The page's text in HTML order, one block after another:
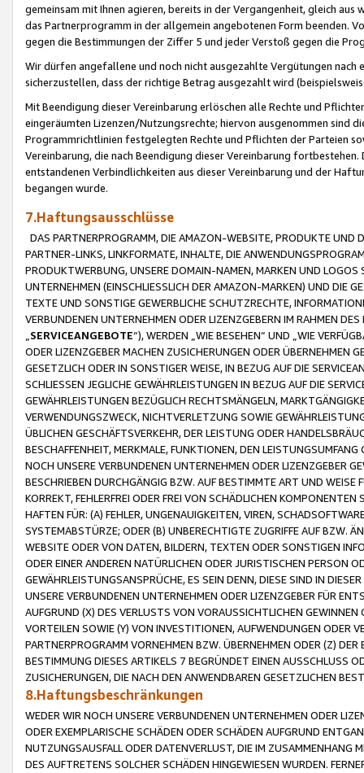
gemeinsam mit Ihnen agieren, bereits in der Vergangenheit, gleich
das Partnerprogramm in der allgemein angebotenen Form beenden.
gegen die Bestimmungen der Ziffer 5 und jeder Verstoß gegen die
Wir dürfen angefallene und noch nicht ausgezahlte Vergütungen
sicherzustellen, dass der richtige Betrag ausgezahlt wird
Mit Beendigung dieser Vereinbarung erlöschen alle Rechte und
eingeräumten Lizenzen/Nutzungsrechte; hiervon ausgenommen sind
Programmrichtlinien festgelegten Rechte und Pflichten der Parteien
Vereinbarung, die nach Beendigung dieser Vereinbarung
entstandenen Verbindlichkeiten aus dieser Vereinbarung und der
begangen wurde.
7.Haftungsausschlüsse
DAS PARTNERPROGRAMM, DIE AMAZON-WEBSITE, PRODUKTE UND
PARTNER-LINKS, LINKFORMATE, INHALTE, DIE
PRODUKTWERBUNG, UNSERE DOMAIN-NAMEN, MARKEN UND
UNTERNEHMEN (EINSCHLIESSLICH DER AMAZON-MARKEN) UND DIE
TEXTE UND SONSTIGE GEWERBLICHE SCHUTZRECHTE,
VERBUNDENEN UNTERNEHMEN ODER LIZENZGEBERN IM RAHMEN
SERVICEANGEBOTE“), WERDEN „WIE BESEHEN“ UND „WIE
ODER LIZENZGEBER MACHEN ZUSICHERUNGEN ODER ÜBERNEHMEN
GESETZLICH ODER IN SONSTIGER WEISE, IN BEZUG AUF DIE
SCHLIESSEN JEGLICHE GEWÄHRLEISTUNGEN IN BEZUG AUF DIE
GEWÄHRLEISTUNGEN BEZÜGLICH RECHTSMÄNGELN,
VERWENDUNGSZWECK, NICHTVERLETZUNG SOWIE
ÜBLICHEN GESCHÄFTSVERKEHR, DER LEISTUNG ODER
BESCHAFFENHEIT, MERKMALE, FUNKTIONEN, DEN
NOCH UNSERE VERBUNDENEN UNTERNEHMEN ODER LIZENZGEBER
BESCHRIEBEN DURCHGÄNGIG BZW. AUF BESTIMMTE ART UND
KORREKT, FEHLERFREI ODER FREI VON SCHÄDLICHEN
HAFTEN FÜR: (A) FEHLER, UNGENAUIGKEITEN, VIREN,
SYSTEMABSTÜRZE; ODER (B) UNBERECHTIGTE ZUGRIFFE AUF BZW.
WEBSITE ODER VON DATEN, BILDERN, TEXTEN ODER SONSTIGEN
ODER EINER ANDEREN NATÜRLICHEN ODER JURISTISCHEN PERSON
GEWÄHRLEISTUNGSANSPRÜCHE, ES SEIN DENN, DIESE SIND IN
UNSERE VERBUNDENEN UNTERNEHMEN ODER LIZENZGEBER FÜR
AUFGRUND (X) DES VERLUSTS VON VORAUSSICHTLICHEN
VORTEILEN SOWIE (Y) VON INVESTITIONEN, AUFWENDUNGEN ODER
PARTNERPROGRAMM VORNEHMEN BZW. ÜBERNEHMEN ODER (Z)
BESTIMMUNG DIESES ARTIKELS 7 BEGRÜNDET EINEN AUSSCHLUSS
ZUSICHERUNGEN, DIE NACH DEN ANWENDBAREN GESETZLICHEN
8.Haftungsbeschränkungen
WEDER WIR NOCH UNSERE VERBUNDENEN UNTERNEHMEN ODER
ODER EXEMPLARISCHE SCHÄDEN ODER SCHÄDEN AUFGRUND
NUTZUNGSAUSFALL ODER DATENVERLUST, DIE IM ZUSAMMENHANG
DES AUFTRETENS SOLCHER SCHÄDEN HINGEWIESEN WURDEN.